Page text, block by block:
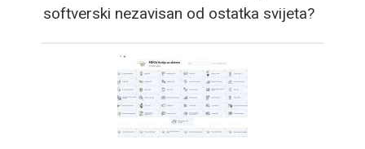
softverski nezavisan od ostatka svijeta?